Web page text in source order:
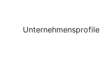
Unternehmensprofile